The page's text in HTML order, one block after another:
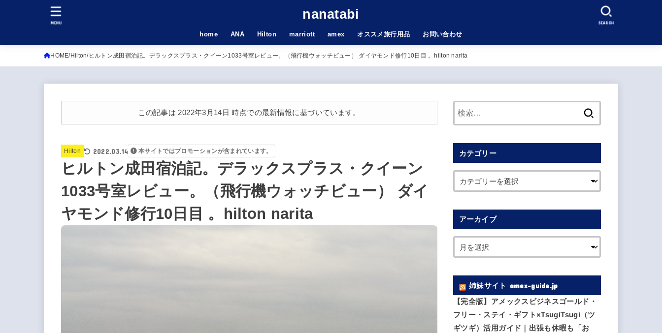
nanatabi
home ANA Hilton marriott amex オススメ旅行用品 お問い合わせ
SEARCH
MENU
HOME Hilton ヒルトン成田宿泊記。デラックスプラス・クイーン1033号室レビュー。（飛行機ウォッチビュー） ダイヤモンド修行10日目 。hilton narita
この記事は 2022年3月14日 時点での最新情報に基づいています。
Hilton 2022.03.14 本サイトではプロモーションが含まれています。
ヒルトン成田宿泊記。デラックスプラス・クイーン
1033号室レビュー。（飛行機ウォッチビュー） ダイ
ヤモンド修行10日目 。hilton narita
カテゴリー
アーカイブ
姉妹サイト amex-guide.jp
【完全版】アメックスビジネスゴールド・
フリー・ステイ・ギフト×TsugiTsugi（ツ
ギツギ）活用ガイド｜出張も休暇も「お